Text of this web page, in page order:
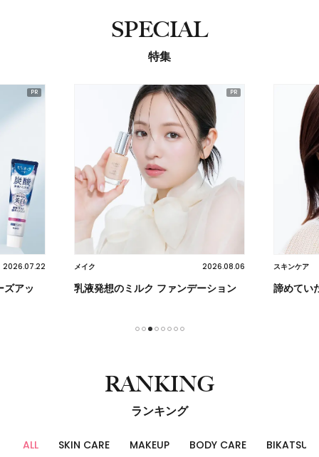
SPECIAL
特集
2026.07.22
ズアッ
メイク 2026.08.06
乳液発想のミルク ファンデーション
スキンケア
諦めてい
RANKING
ランキング
ALL SKIN CARE MAKEUP BODY CARE BIKATSU